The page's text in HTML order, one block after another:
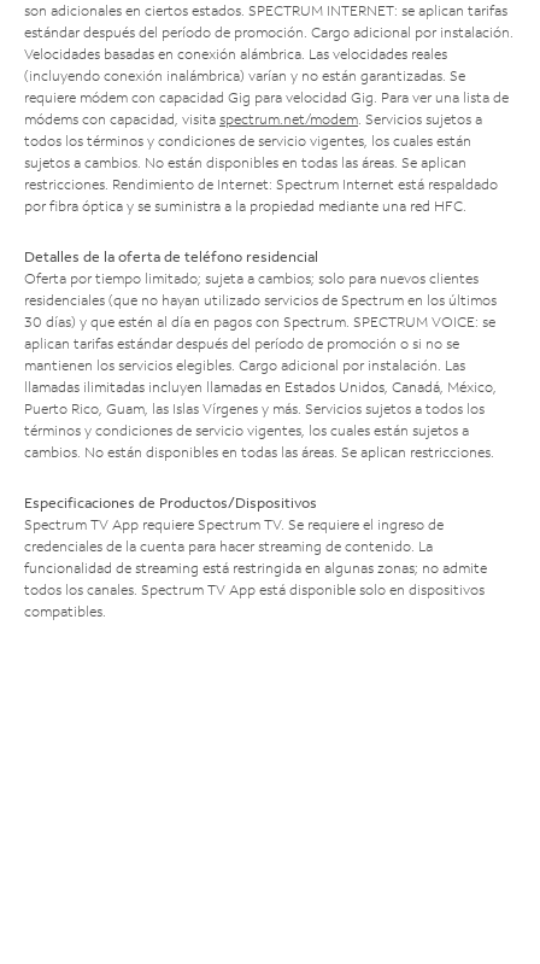
son adicionales en ciertos estados. SPECTRUM INTERNET: se aplican tarifas
estándar después del período de promoción. Cargo adicional por instalación.
Velocidades basadas en conexión alámbrica. Las velocidades reales
(incluyendo conexión inalámbrica) varían y no están garantizadas. Se
requiere módem con capacidad Gig para velocidad Gig. Para ver una lista de
módems con capacidad, visita spectrum.net/modem. Servicios sujetos a
todos los términos y condiciones de servicio vigentes, los cuales están
sujetos a cambios. No están disponibles en todas las áreas. Se aplican
restricciones. Rendimiento de Internet: Spectrum Internet está respaldado
por fibra óptica y se suministra a la propiedad mediante una red HFC.
Detalles de la oferta de teléfono residencial
Oferta por tiempo limitado; sujeta a cambios; solo para nuevos clientes
residenciales (que no hayan utilizado servicios de Spectrum en los últimos
30 días) y que estén al día en pagos con Spectrum. SPECTRUM VOICE: se
aplican tarifas estándar después del período de promoción o si no se
mantienen los servicios elegibles. Cargo adicional por instalación. Las
llamadas ilimitadas incluyen llamadas en Estados Unidos, Canadá, México,
Puerto Rico, Guam, las Islas Vírgenes y más. Servicios sujetos a todos los
términos y condiciones de servicio vigentes, los cuales están sujetos a
cambios. No están disponibles en todas las áreas. Se aplican restricciones.
Especificaciones de Productos/Dispositivos
Spectrum TV App requiere Spectrum TV. Se requiere el ingreso de
credenciales de la cuenta para hacer streaming de contenido. La
funcionalidad de streaming está restringida en algunas zonas; no admite
todos los canales. Spectrum TV App está disponible solo en dispositivos
compatibles.